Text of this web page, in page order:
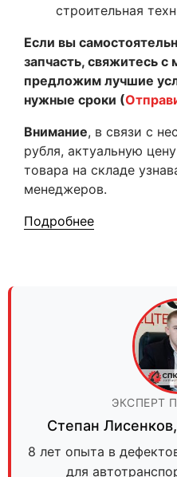
строительная
Если вы
запчасть, свяжитесь
предложим лучшие
нужные сроки (
Внимание, в связи с
рубля, актуальную
товара на складе
менеджеров.
Подробнее
ЭКСПЕРТ
Степан Лисенков,
8 лет опыта в
для